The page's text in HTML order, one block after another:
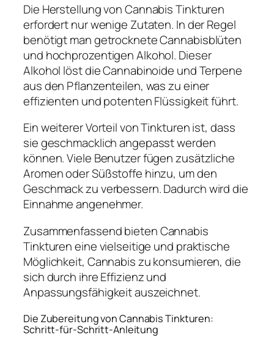
Die Herstellung von Cannabis Tinkturen
erfordert nur wenige Zutaten. In der Regel
benötigt man getrocknete Cannabisblüten
und hochprozentigen Alkohol. Dieser
Alkohol löst die Cannabinoide und Terpene
aus den Pflanzenteilen, was zu einer
effizienten und potenten Flüssigkeit führt.
Ein weiterer Vorteil von Tinkturen ist, dass
sie geschmacklich angepasst werden
können. Viele Benutzer fügen zusätzliche
Aromen oder Süßstoffe hinzu, um den
Geschmack zu verbessern. Dadurch wird die
Einnahme angenehmer.
Zusammenfassend bieten Cannabis
Tinkturen eine vielseitige und praktische
Möglichkeit, Cannabis zu konsumieren, die
sich durch ihre Effizienz und
Anpassungsfähigkeit auszeichnet.
Die Zubereitung von Cannabis Tinkturen:
Schritt-für-Schritt-Anleitung